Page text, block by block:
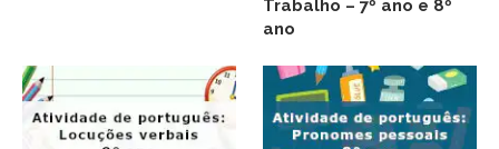
Trabalho – 7º ano e 8º
ano